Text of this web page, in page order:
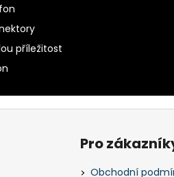
příležitost
Pro
Obchodní